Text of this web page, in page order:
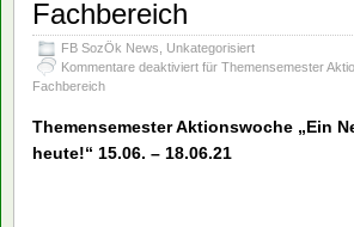
der Erstellung eines Kommentars zum
[…] Arbeitnehmerorientierte Forschung
Hochschule nicht ‚über‘ Arbeitnehmer
meistens in Kooperation mit den